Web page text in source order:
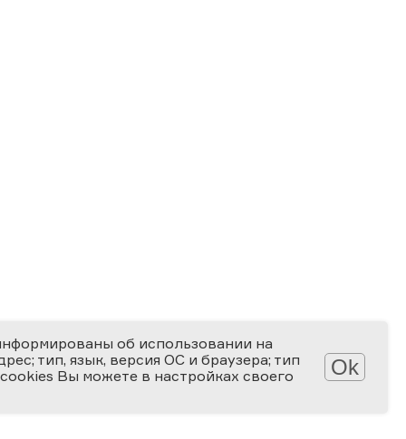
об использовании на
тип, язык, версия ОС и браузера; тип
Вы можете в настройках своего
Ok